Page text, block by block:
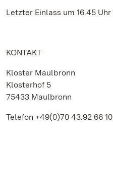
Letzter Einlass um 16.45 Uhr
KONTAKT
Kloster Maulbronn
Klosterhof 5
75433 Maulbronn
Telefon +49(0)70 43.92 66 10